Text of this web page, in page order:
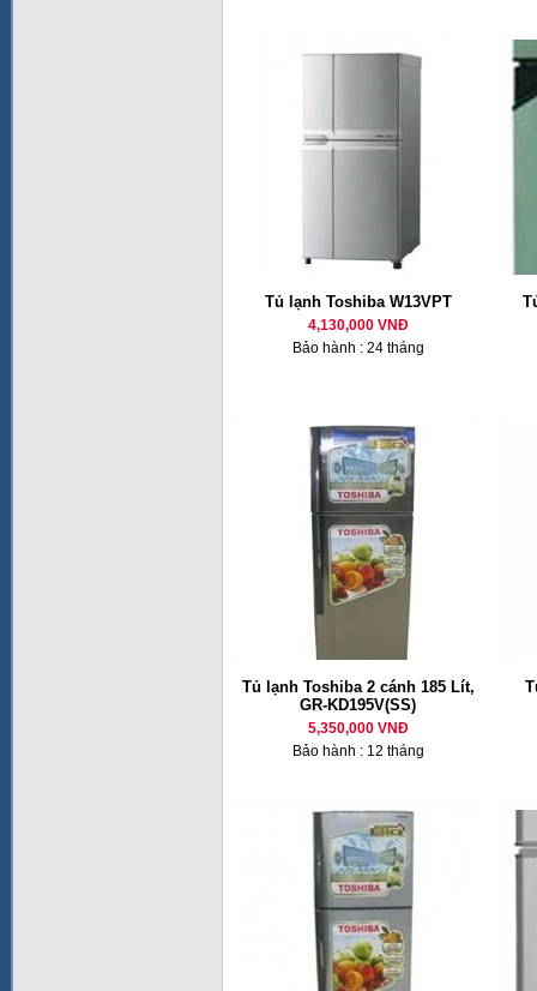
Tủ lạnh Toshiba W13VPT
4,130,000 VNĐ
Bảo hành : 24 tháng
Tủ lạnh Toshiba 2 cánh 185 Lít,
GR-KD195V(SS)
5,350,000 VNĐ
Bảo hành : 12 tháng